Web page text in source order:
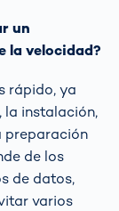
un
la velocidad?
rápido, ya
la instalación,
preparación
de los
de datos,
varios